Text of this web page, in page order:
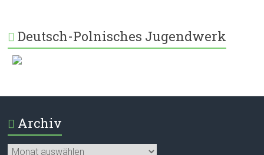
Deutsch-Polnisches Jugendwerk
Archiv
Archiv